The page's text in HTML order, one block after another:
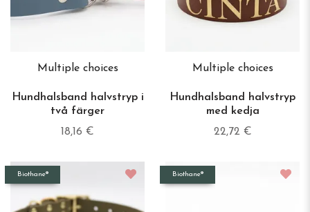
Multiple choices
Hundhalsband halvstryp i
två färger
18,16 €
Multiple choices
Hundhalsband halvstryp
med kedja
22,72 €
Biothane® Biothane®